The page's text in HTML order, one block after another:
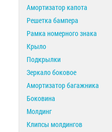
Амортизатор капота
Решетка бампера
Рамка номерного знака
Крыло
Подкрылки
Зеркало боковое
Амортизатор багажника
Боковина
Молдинг
Клипсы молдингов